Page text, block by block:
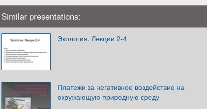
Similar presentations:
Экология. Лекции 2-4
Платежи за негативное воздействие на
окружающую природную среду